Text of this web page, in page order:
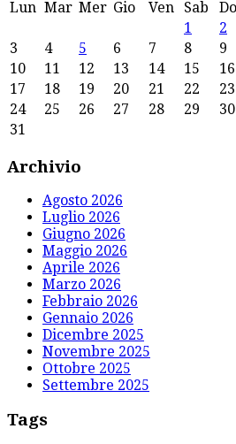
Lun Mar Mer Gio Ven Sab
1
2
3
4 5 6 7 8
9
10
11 12 13 14 15
16
17
18 19 20 21 22
23
24
25 26 27 28 29
30
31
Archivio
Agosto 2026
Luglio 2026
Giugno 2026
Maggio 2026
Aprile 2026
Marzo 2026
Febbraio 2026
Gennaio 2026
Dicembre 2025
Novembre 2025
Ottobre 2025
Settembre 2025
Tags